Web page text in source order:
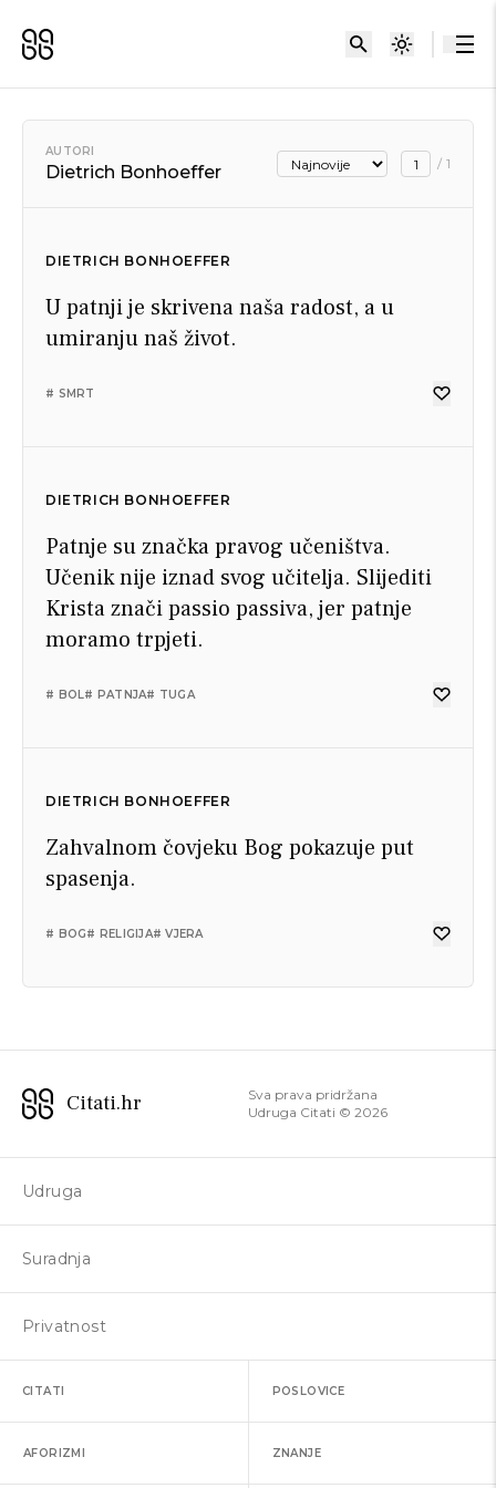
AUTORI
Dietrich Bonhoeffer / 1
DIETRICH BONHOEFFER
U patnji je skrivena naša radost, a u
umiranju naš život.
# SMRT
DIETRICH BONHOEFFER
Patnje su značka pravog učeništva.
Učenik nije iznad svog učitelja. Slijediti
Krista znači passio passiva, jer patnje
moramo trpjeti.
# BOL# PATNJA# TUGA
DIETRICH BONHOEFFER
Zahvalnom čovjeku Bog pokazuje put
spasenja.
# BOG# RELIGIJA# VJERA
Citati.hr
Sva prava pridržana
Udruga Citati © 2026
Udruga
Suradnja
Privatnost
CITATI POSLOVICE
AFORIZMI ZNANJE